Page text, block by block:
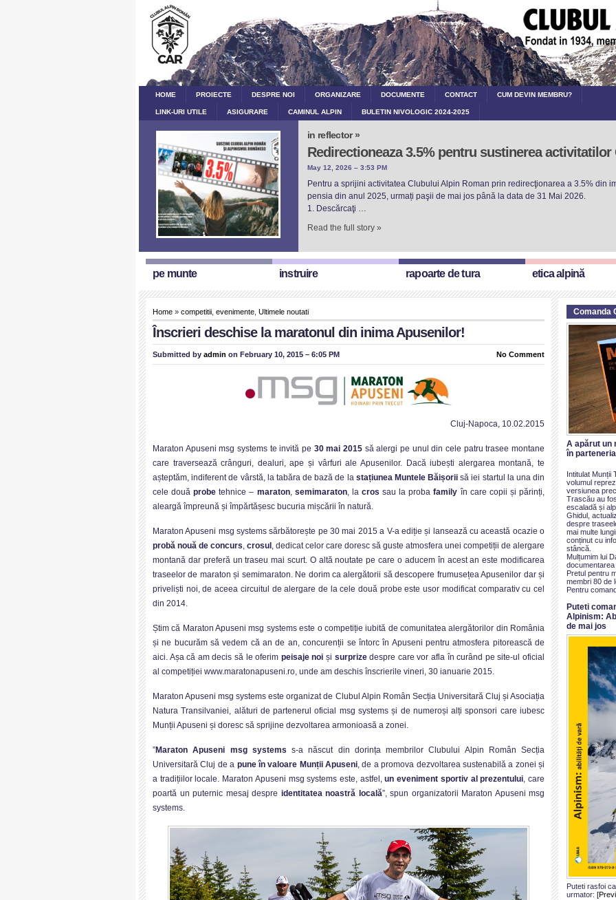
HOME PROIECTE DESPRE NOI ORGANIZARE DOCUMENTE CONTACT CUM DEVIN MEMBRU?
LINK-URI UTILE ASIGURARE CAMINUL ALPIN BULETIN NIVOLOGIC 2024-2025
in reflector »
Redirectioneaza 3.5% pentru sustinerea
May 12, 2026 – 3:53 PM
Pentru a sprijini activitatea Clubului Alpin Roman prin redirecţionarea a 3.5% din
pensia din anul 2025, urmați paşii de mai jos până la data de 31 Mai 2026.
1. Descărcaţi …
Read the full story »
pe munte instruire rapoarte de tura etica alpină
Home » competitii evenimente Ultimele noutati
Înscrieri deschise la maratonul din inima Apusenilor!
Submitted by admin on February 10, 2015 – 6:05 PM No Comment
Cluj-Napoca, 10.02.2015
Maraton Apuseni msg systems te invită pe 30 mai 2015 să alergi pe unul din cele patru trasee montane
care traversează crânguri, dealuri, ape și vârfuri ale Apusenilor. Dacă iubești alergarea montană, te
așteptăm, indiferent de vârstă, la tabăra de bază de la stațiunea Muntele Băișoriisă iei startul la una din
cele douăprobe tehnice – maraton, semimaraton, la cros sau la probafamily în care copii și părinți,
aleargă împreună și împărtășesc bucuria mișcării în natură.
Maraton Apuseni msg systems sărbătorește pe 30 mai 2015 a V-a ediție și lansează cu această ocazie o
probă nouă de concurs, crosul , dedicat celor care doresc să guste atmosfera unei competiții de alergare
montană dar preferă un traseu mai scurt. O altă noutate pe care o aducem în acest an este modificarea
traseelor de maraton și semimaraton. Ne dorim ca alergătorii să descopere frumusețea Apusenilor dar și
priveliști noi, de aceea circuitul de alergare de la cele două probe este usor modificat comparativ cu cel
din 2014.
Știm că Maraton Apuseni msg systems este o competiție iubită de comunitatea alergătorilor din România
și ne bucurăm să vedem că an de an, concurenții se întorc în Apuseni pentru atmosfera pitorească de
aici. Așa că am decis să le oferim peisaje noi și surprizedespre care vor afla în curând pe site-ul oficial
al competiției www.maratonapuseni.ro, unde am deschis înscrierile vineri, 30 ianuarie 2015.
Maraton Apuseni msg systems este organizat de Clubul Alpin Român Secția Universitară Cluj și Asociația
Natura Transilvaniei, alături de partenerul oficial msg systems și de numeroși alți sponsori care iubesc
Munții Apuseni și doresc să sprijine dezvoltarea armonioasă a zonei.
”Maraton Apuseni msg systems s-a născut din dorința membrilor Clubului Alpin Român Secția
Universitară Cluj de a pune în valoare Munții Apuseni, de a promova dezvoltarea sustenabilă a zonei și
a tradițiilor locale. Maraton Apuseni msg systems este, astfel,un eveniment sportiv al prezentului, care
poartă un puternic mesaj despre identitatea noastră locală”, spun organizatorii Maraton Apuseni msg
systems.
Comanda
A apărut un
în
Intitulat Munții
volumul
versiunea
Trascău au
escaladă și
Ghidul,
despre
mai multe
conținut cu
stâncă.
Mulțumim lui
Pretul pentru
membri 80 de
Pentru
Puteti
Alpinism:
de mai jos
Puteti rasfoi
urmator: